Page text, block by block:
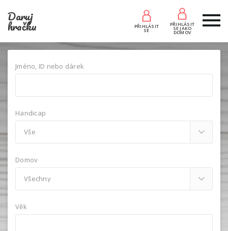
Daruj
hračku PŘIHLÁSIT
SE
PŘIHLÁSIT
SE JAKO
DOMOV
Jméno, ID nebo dárek
Handicap
Domov
Věk